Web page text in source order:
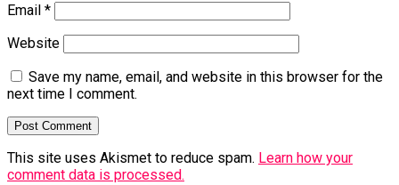
Email *
Website
Save my name, email, and website in this browser for the
next time I comment.
This site uses Akismet to reduce spam. Learn how your
comment data is processed.